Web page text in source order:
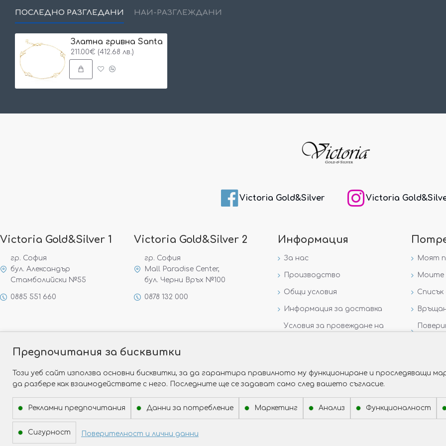
ПОСЛЕДНО РАЗГЛЕДАНИ НАЙ-РАЗГЛЕЖДАНИ
Златна гривна Santa
211.00€ (412.68 лв.)
Victoria Gold&Silver Victoria
Victoria Gold&Silver 1
гр. София
бул. Александър
Стамболийски №55
0885 551 660
Victoria Gold&Silver 2
гр. София
Mall Paradise Center,
бул. Черни Връх №100
0878 132 000
Информация
За нас
Производство
Общи условия
Информация за доставка
Условия за провеждане на
Моят
Моите
Списък
Предпочитания за бисквитки
Този уеб сайт използва основни бисквитки, за да гарантира правилното му функциониране и проследяващи
да разбере как взаимодействате с него. Последните ще се задават само след вашето съгласие.
Рекламни предпочитания Данни за потребление Маркетинг Анализ Функционалност
Сигурност Поверителност и лични данни